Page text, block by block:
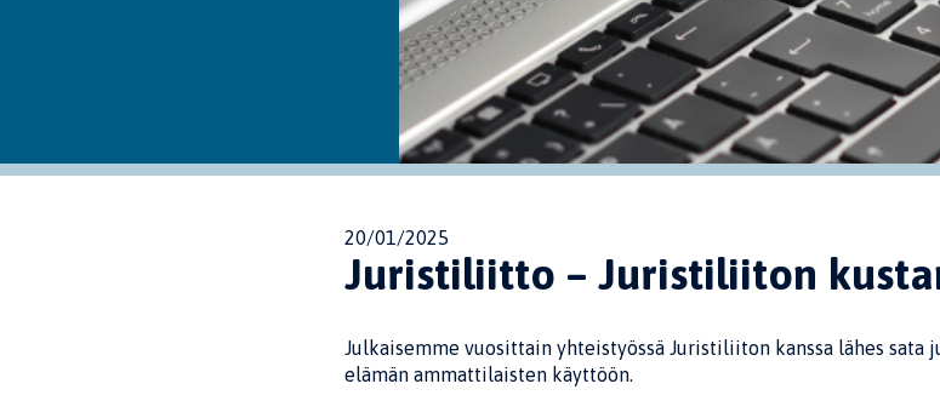
20/01/2025
Juristiliitto – Juristiliiton
Julkaisemme vuosittain yhteistyössä Juristiliiton kanssa lähes
elämän ammattilaisten käyttöön.